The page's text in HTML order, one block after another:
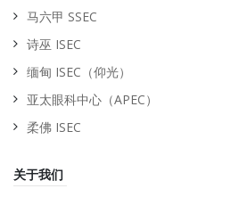
马六甲 SSEC
诗巫 ISEC
缅甸 ISEC（仰光）
亚太眼科中心（APEC）
柔佛 ISEC
关于我们